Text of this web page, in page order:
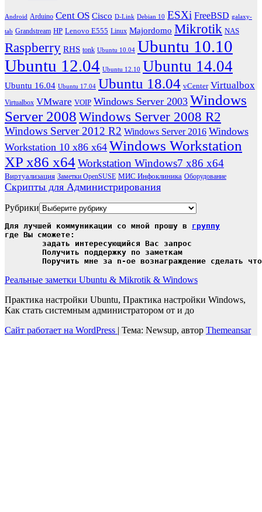
Android Arduino Cent OS Cisco D-Link Debian 10 ESXi FreeBSD galaxy-
tab Grandstream HP Lenovo E555 Linux Majordomo Mikrotik NAS
Raspberry RHS tonk Ubuntu 10.04 Ubuntu 10.10
Ubuntu 12.04 Ubuntu 12.10 Ubuntu 14.04
Ubuntu 16.04 Ubuntu 17.04 Ubuntu 18.04 vCenter Virtualbox
Virtualbox VMware VOIP Windows Server 2003 Windows
Server 2008 Windows Server 2008 R2
Windows Server 2012 R2 Windows Server 2016 Windows
Workstation 10 x86 x64 Windows Workstation
XP x86 x64Workstation Windows7 x86 x64
Виртуализация Заметки OpenSUSE МИС Инфоклиника Оборудование
Скрипты для Администрирования
Рубрики
Для лучшей коммуникации со мной прошу в группу
где Вы сможете:
Поручить мне за n-ое вознаграждение сделать
Реальные заметки Ubuntu & Mikrotik & Windows
Практика настройки Ubuntu, Практика настройки Windows,
Как стать системным администратором от и до
Сайт работает на WordPress | Тема: Newsup, автор Themeansar